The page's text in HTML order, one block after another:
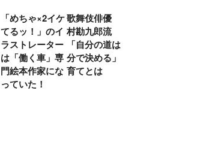
「めちゃ×2イケ
てるッ！」のイ
ラストレーター
は「働く車」専
門絵本作家にな
っていた！
歌舞伎俳優 中
村勘九郎流
「自分の道は自
分で決める」子
育てとは